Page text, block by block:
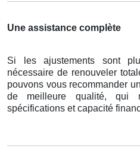
Une assistance complète
Si les ajustements sont
nécessaire de renouveler
pouvons vous recommander
de meilleure qualité, qui
spécifications et capacité